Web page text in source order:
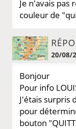
Je n'avais pas
couleur de
20/08/
Bonjour
Pour info
J'étais surpris
pour
bouton